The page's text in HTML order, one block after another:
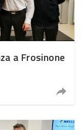
a Frosinone